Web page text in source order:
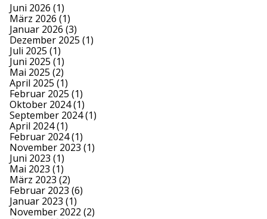
Juni 2026 (1)
März 2026 (1)
Januar 2026 (3)
Dezember 2025 (1)
Juli 2025 (1)
Juni 2025 (1)
Mai 2025 (2)
April 2025 (1)
Februar 2025 (1)
Oktober 2024(1)
September 2024(1)
April 2024(1)
Februar 2024(1)
November 2023 (1)
Juni 2023 (1)
Mai 2023 (1)
März 2023 (2)
Februar 2023 (6)
Januar 2023 (1)
November 2022 (2)